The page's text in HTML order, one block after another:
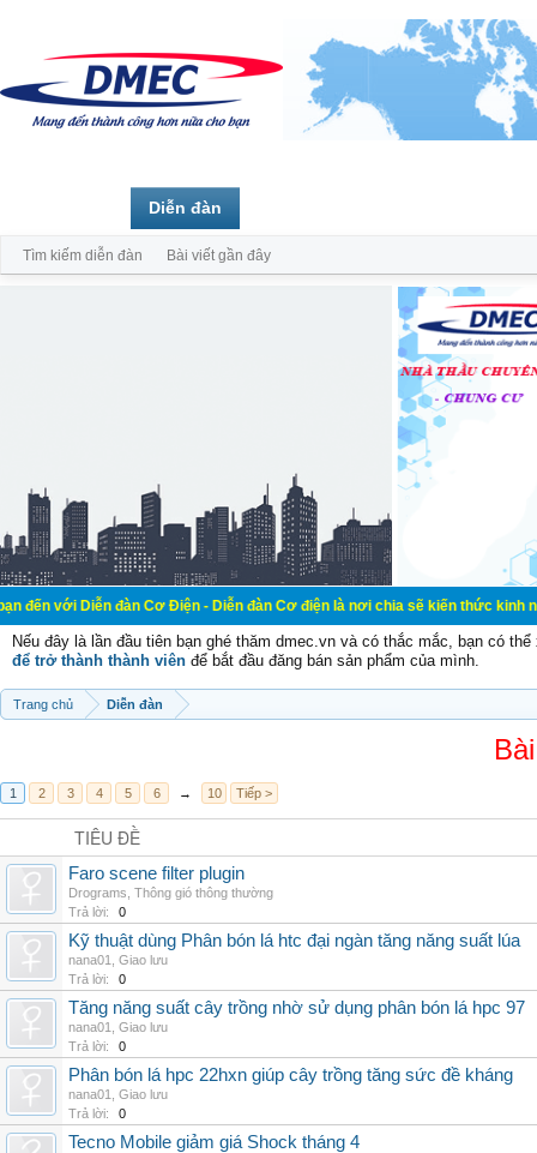
đàn Cơ Điện - Diễn đàn Cơ điện là nơi chia sẽ kiến thức kinh nghiệm
Nếu đây là lần đầu tiên bạn ghé thăm dmec.vn và có thắc mắc, bạn có
để trở thành thành viên để bắt đầu đăng bán sản phẩm của mình.
Trang chủ Diễn đàn
1 2 3 4 5 6 → 10 Tiếp >
TIÊU ĐỀ
Faro scene filter plugin
Drograms Thông gió thông thường
Trả lời:
0
Kỹ thuật dùng Phân bón lá htc đại ngàn tăng năng suất lúa
nana01
Giao lưu
Trả lời:
0
Tăng năng suất cây trồng nhờ sử dụng phân bón lá hpc 97
nana01
Giao lưu
Trả lời:
0
Phân bón lá hpc 22hxn giúp cây trồng tăng sức đề kháng
nana01
Giao lưu
Trả lời:
0
Tecno Mobile giảm giá Shock tháng 4
Diễn đàn
Tìm kiếm diễn đàn Bài viết gần đây